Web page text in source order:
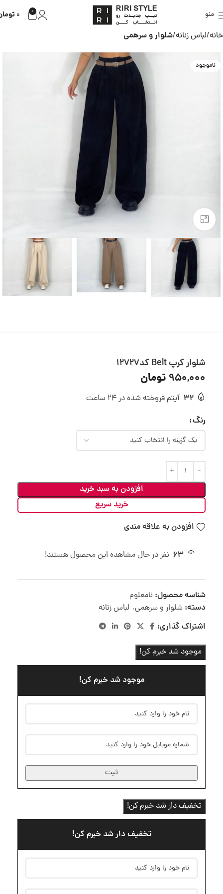
منو 0
0
خانه لباس زنانه شلوار و سرهمی
ناموجود
بزرگنمایی تصویر
شلوار کرپ Belt کد12727
950,000 تومان
32 آیتم فروخته شده در 24 ساعت
رنگ
افزودن به سبد خرید
خرید سریع
افزودن به علاقه مندی
63 نفر در حال مشاهده این محصول هستند!
شناسه محصول: نامعلوم
دسته: شلوار و سرهمی, لباس زنانه
اشتراک گذاری:
موجود شد خبرم کن!
موجود شد خبرم کن!
ثبت
تخفیف دار شد خبرم کن!
تخفیف دار شد خبرم کن!